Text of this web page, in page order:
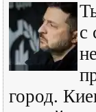
с
город.